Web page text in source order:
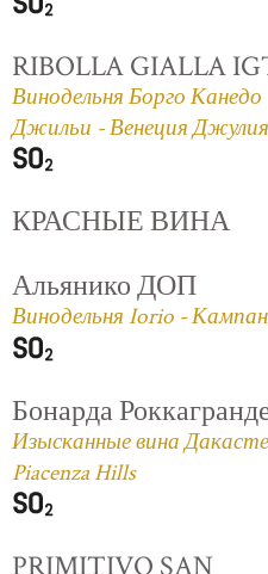
RIBOLLA GIALLA
Винодельня Борго Канедо
Джильи - Венеция Джулия
КРАСНЫЕ ВИНА
Альянико ДОП
Винодельня Iorio -
Бонарда
Изысканные вина
Piacenza Hills
PRIMITIVO SAN